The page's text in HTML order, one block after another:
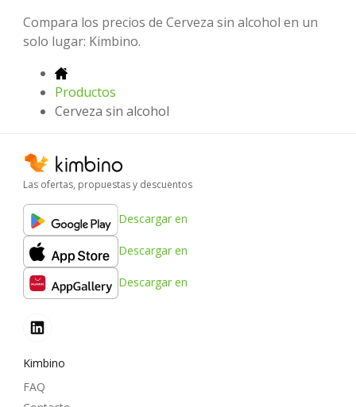
Compara los precios de Cerveza sin alcohol en un
solo lugar: Kimbino.
Productos
Cerveza sin alcohol
Las ofertas, propuestas y descuentos
Descargar en
Descargar en
Descargar en
Kimbino
FAQ